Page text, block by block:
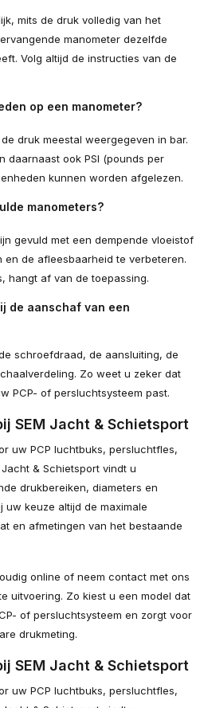
mits de druk volledig van het
manometer dezelfde
Volg altijd de instructies van de
op een manometer?
druk meestal weergegeven in bar.
daarnaast ook PSI (pounds per
kunnen worden afgelezen.
manometers?
gevuld met een dempende vloeistof
en de afleesbaarheid te verbeteren.
hangt af van de toepassing.
de aanschaf van een
schroefdraad, de aansluiting, de
Zo weet u zeker dat
PCP- of persluchtsysteem past.
SEM Jacht & Schietsport
uw PCP luchtbuks, persluchtfles,
& Schietsport vindt u
drukbereiken, diameters en
uw keuze altijd de maximale
en afmetingen van het bestaande
online of neem contact met ons
uitvoering. Zo kiest u een model dat
of persluchtsysteem en zorgt voor
drukmeting.
SEM Jacht & Schietsport
uw PCP luchtbuks, persluchtfles,